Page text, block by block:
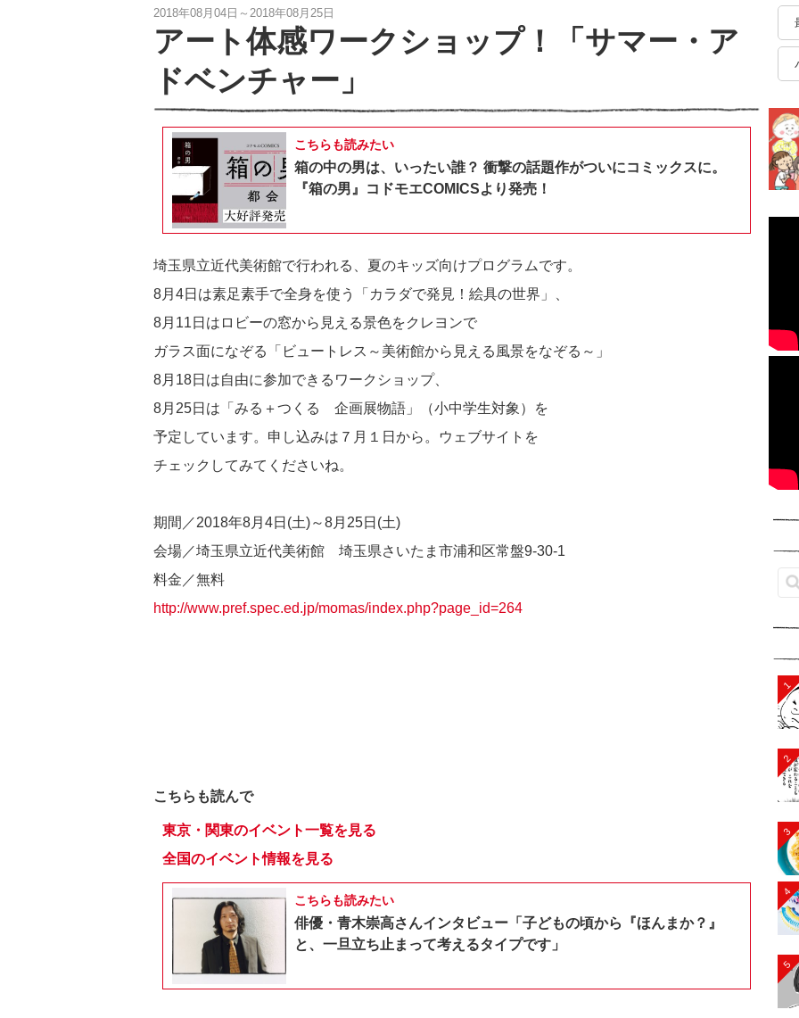
2018年08月04日～2018年08月25日
アート体感ワークショップ！「サマー・ア
ドベンチャー」
こちらも読みたい
箱の中の男は、いったい誰？ 衝撃の話題作がついにコミックスに。
『箱の男』コドモエCOMICSより発売！
埼玉県立近代美術館で行われる、夏のキッズ向けプログラムです。
8月4日は素足素手で全身を使う「カラダで発見！絵具の世界」、
8月11日はロビーの窓から見える景色をクレヨンで
ガラス面になぞる「ビュートレス～美術館から見える風景をなぞる～」
8月18日は自由に参加できるワークショップ、
8月25日は「みる＋つくる 企画展物語」（小中学生対象）を
予定しています。申し込みは７月１日から。ウェブサイトを
チェックしてみてくださいね。
期間／2018年8月4日(土)～8月25日(土)
会場／埼玉県立近代美術館 埼玉県さいたま市浦和区常盤9-30-1
料金／無料
http://www.pref.spec.ed.jp/momas/index.php?page_id=264
こちらも読んで
東京・関東のイベント一覧を見る
全国のイベント情報を見る
こちらも読みたい
俳優・青木崇高さんインタビュー「子どもの頃から『ほんまか？』
と、一旦立ち止まって考えるタイプです」
1
2
3
4
5